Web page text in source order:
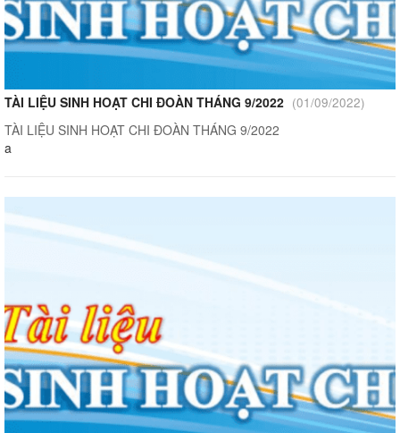
TÀI LIỆU SINH HOẠT CHI ĐOÀN THÁNG 9/2022 (01/09/2022)
TÀI LIỆU SINH HOẠT CHI ĐOÀN THÁNG 9/2022
a